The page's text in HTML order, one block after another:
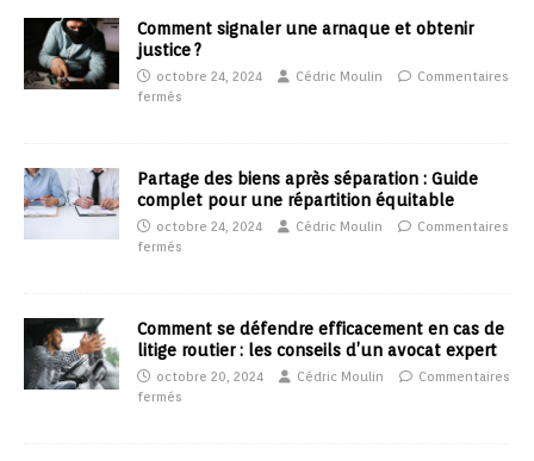
Comment signaler une arnaque et obtenir
justice ?
octobre 24, 2024 Cédric Moulin
Commentaires
fermés
Partage des biens après séparation : Guide
complet pour une répartition équitable
octobre 24, 2024 Cédric Moulin
Commentaires
fermés
Comment se défendre efficacement en cas de
litige routier : les conseils d’un avocat expert
octobre 20, 2024 Cédric Moulin
Commentaires
fermés